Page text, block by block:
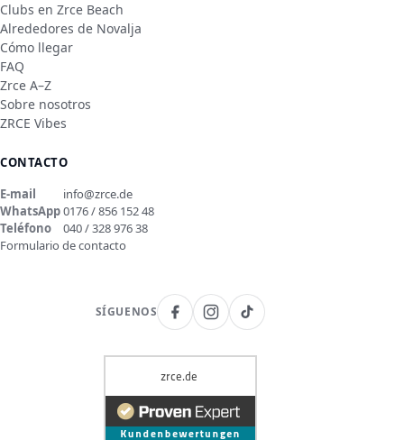
Clubs en Zrce Beach
Alrededores de Novalja
Cómo llegar
FAQ
Zrce A–Z
Sobre nosotros
ZRCE Vibes
CONTACTO
E-mail
info@zrce.de
WhatsApp0176 / 856 152 48
Teléfono
040 / 328 976 38
Formulario de contacto
SÍGUENOS